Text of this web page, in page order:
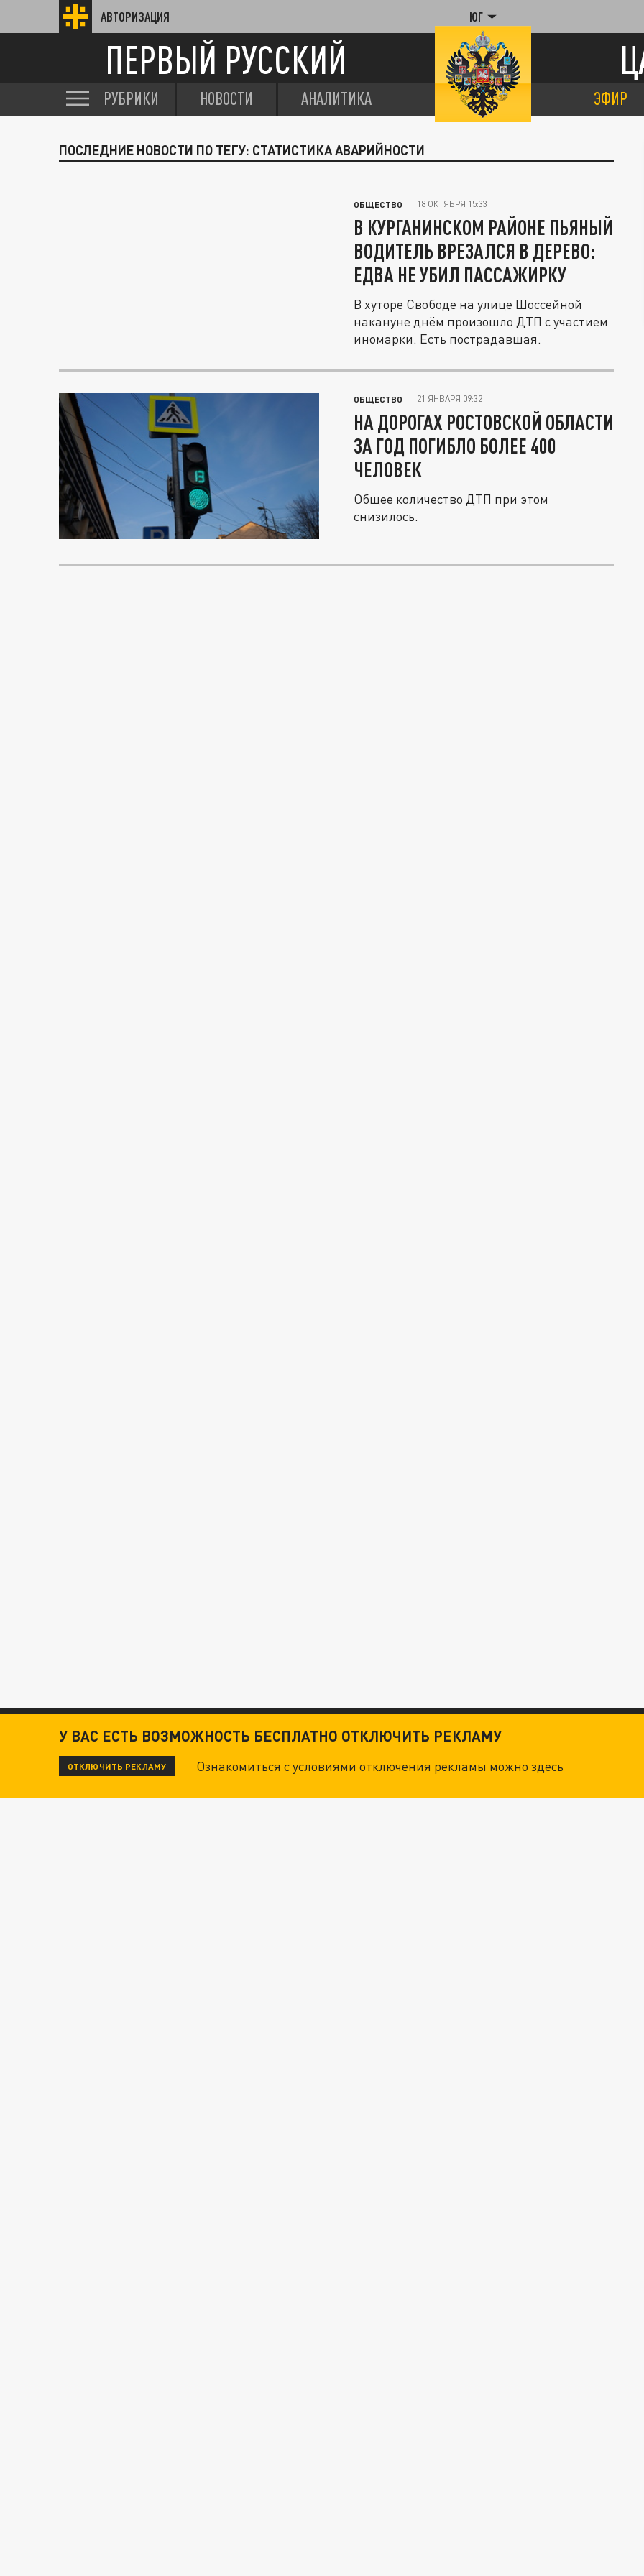
АВТОРИЗАЦИЯ ЮГ
ПЕРВЫЙ РУССКИЙ
РУБРИКИ НОВОСТИ АНАЛИТИКА ЭФИР
ПОСЛЕДНИЕ НОВОСТИ ПО ТЕГУ: СТАТИСТИКА АВАРИЙНОСТИ
ОБЩЕСТВО 18 ОКТЯБРЯ 15:33
В КУРГАНИНСКОМ РАЙОНЕ ПЬЯНЫЙ
ВОДИТЕЛЬ ВРЕЗАЛСЯ В ДЕРЕВО:
ЕДВА НЕ УБИЛ ПАССАЖИРКУ
В хуторе Свободе на улице Шоссейной
накануне днём произошло ДТП с участием
иномарки. Есть пострадавшая.
ОБЩЕСТВО 21 ЯНВАРЯ 09:32
НА ДОРОГАХ РОСТОВСКОЙ ОБЛАСТИ
ЗА ГОД ПОГИБЛО БОЛЕЕ 400
ЧЕЛОВЕК
Общее количество ДТП при этом
снизилось.
У ВАС ЕСТЬ ВОЗМОЖНОСТЬ БЕСПЛАТНО ОТКЛЮЧИТЬ РЕКЛАМУ
ОТКЛЮЧИТЬ РЕКЛАМУ Ознакомиться с условиями отключения рекламы можноздесь